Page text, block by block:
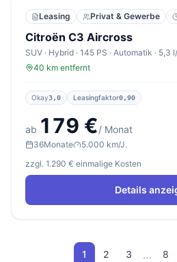
Leasing Privat & Gewerbe
Citroën C3 Aircross
SUV · Hybrid · 145 PS · Automatik · 5,3
40 km entfernt
Okay3,0 Leasingfaktor0,90
ab 179 €/ Monat
36Monate
5.000 km/J.
zzgl. 1.290 € einmalige Kosten
Details
1 2 3 … 8